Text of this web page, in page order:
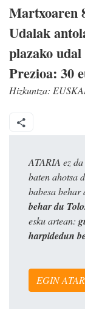
Martxoaren
Udalak
plazako
Prezioa: 30
Hizkuntza:
ATARIA ez
baten ahotsa
babesa
behar du
esku artean:
harpidedun
EGIN